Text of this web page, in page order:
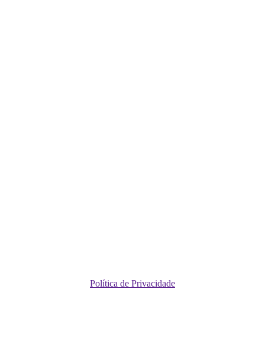
Política de Privacidade